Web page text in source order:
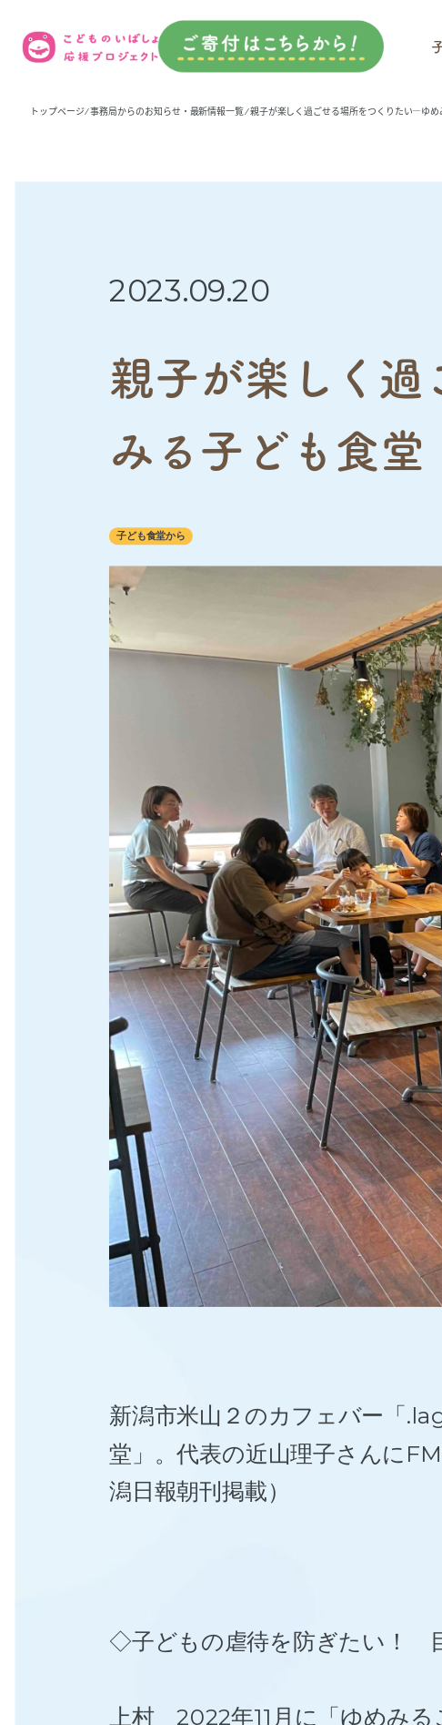
トップページ⁄事務局からのお知らせ・最新情報一覧⁄ 親子が楽しく過ごせる場所をつくりたい―ゆめ
2023.09.20
親子が楽しく
みる子ども食堂
子ども食堂から
新潟市米山２のカフェバー「
堂」。代表の近山理子さんに
潟日報朝刊掲載）
◇子どもの虐待を防ぎたい！
上村 2022年11月に「ゆめみる